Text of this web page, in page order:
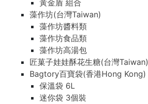
黃金盾 組合
藻作坊(台灣Taiwan)
藻作坊醬料類
藻作坊食品類
藻作坊高湯包
匠菓子娃娃酥花生糖(台灣Taiwan)
Bagtory百寶袋(香港Hong Kong)
保溫袋 6L
迷你袋 3個裝